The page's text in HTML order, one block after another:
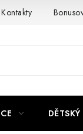
Kontakty
DĚTSKÝ